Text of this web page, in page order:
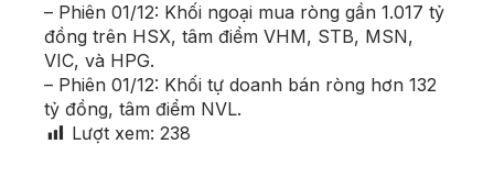
– Phiên 01/12: Khối ngoại mua ròng gần 1.017 tỷ
đồng trên HSX, tâm điểm VHM, STB, MSN,
VIC, và HPG.
– Phiên 01/12: Khối tự doanh bán ròng hơn 132
tỷ đồng, tâm điểm NVL.
Lượt xem: 238